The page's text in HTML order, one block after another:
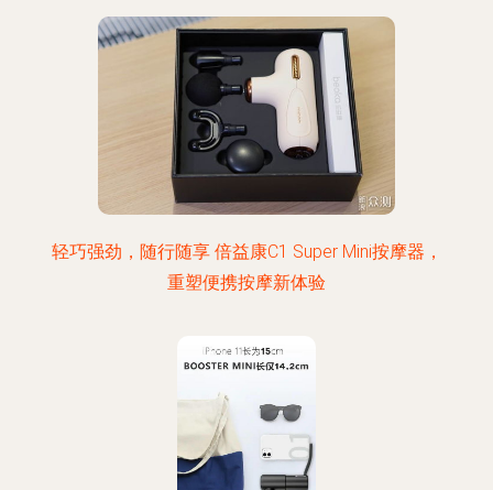
轻巧强劲，随行随享 倍益康C1 Super Mini按摩器，
重塑便携按摩新体验